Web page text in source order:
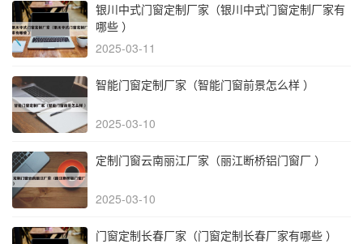
银川中式门窗定制厂家（银川中式门窗定制厂家有
哪些 ）
2025-03-11
智能门窗定制厂家（智能门窗前景怎么样 ）
2025-03-10
定制门窗云南丽江厂家（丽江断桥铝门窗厂 ）
2025-03-10
门窗定制长春厂家（门窗定制长春厂家有哪些 ）